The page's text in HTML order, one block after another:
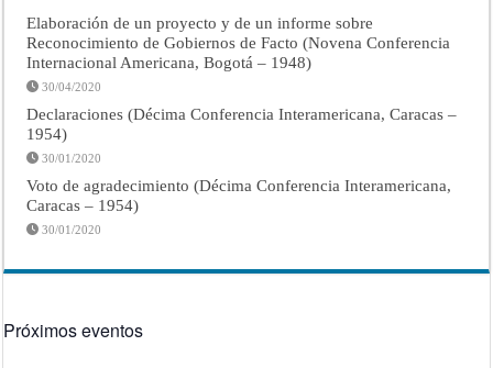
Elaboración de un proyecto y de un informe sobre
Reconocimiento de Gobiernos de Facto (Novena Conferencia
Internacional Americana, Bogotá – 1948)
30/04/2020
Declaraciones (Décima Conferencia Interamericana, Caracas –
1954)
30/01/2020
Voto de agradecimiento (Décima Conferencia Interamericana,
Caracas – 1954)
30/01/2020
Próximos eventos